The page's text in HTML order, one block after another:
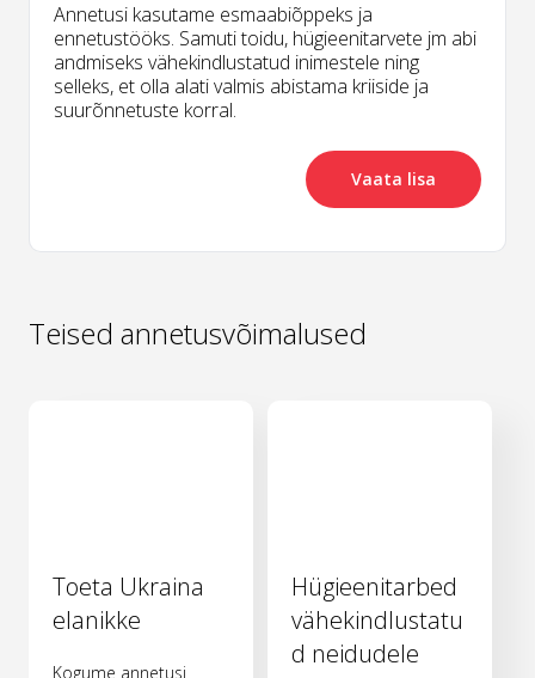
Annetusi kasutame esmaabiõppeks ja
ennetustööks. Samuti toidu, hügieenitarvete jm abi
andmiseks vähekindlustatud inimestele ning
selleks, et olla alati valmis abistama kriiside ja
suurõnnetuste korral.
Vaata lisa
Teised annetusvõimalused
Toeta Ukraina
elanikke
Kogume annetusi
Hügieenitarbed
vähekindlustatu
d neidudele